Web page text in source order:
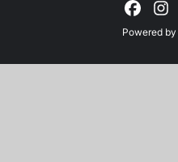
Powered by